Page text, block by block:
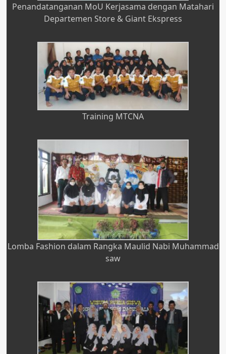
Penandatanganan MoU Kerjasama dengan Matahari
Departemen Store & Giant Ekspress
Training MTCNA
Lomba Fashion dalam Rangka Maulid Nabi Muhammad
saw